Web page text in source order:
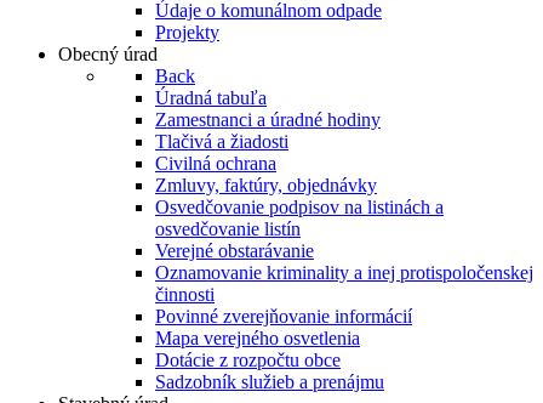
Údaje o komunálnom odpade
Projekty
Obecný úrad
Back
Úradná tabuľa
Zamestnanci a úradné hodiny
Tlačivá a žiadosti
Civilná ochrana
Zmluvy, faktúry, objednávky
Osvedčovanie podpisov na listinách a
osvedčovanie listín
Verejné obstarávanie
Oznamovanie kriminality a inej protispoločenskej
činnosti
Povinné zverejňovanie informácií
Mapa verejného osvetlenia
Dotácie z rozpočtu obce
Sadzobník služieb a prenájmu